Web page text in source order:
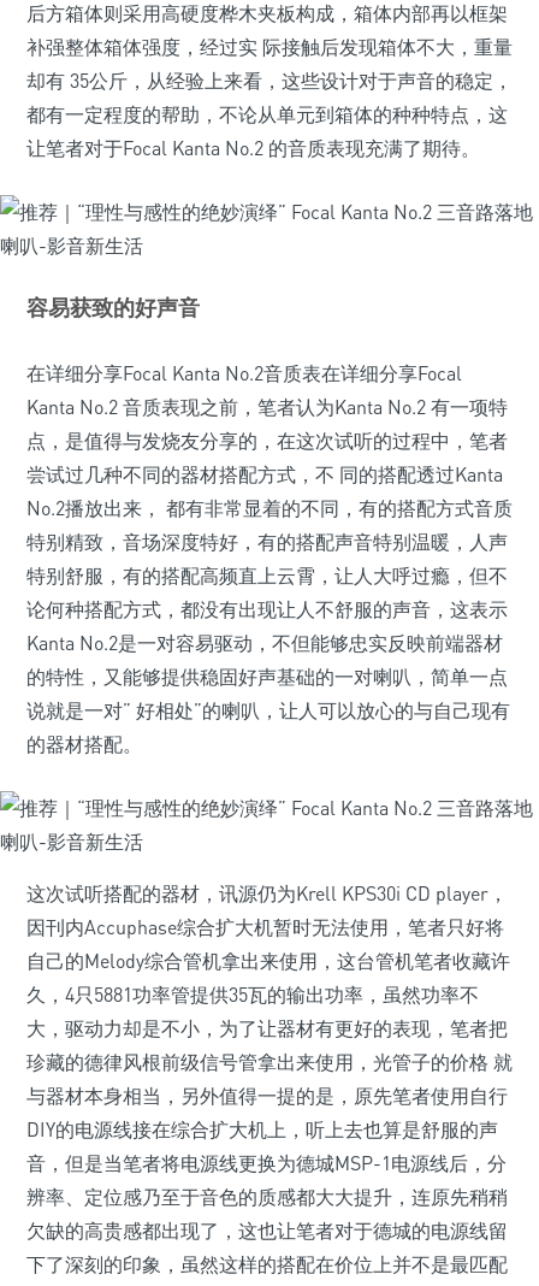
后方箱体则采用高硬度桦木夹板构成，箱体内部再以框架
补强整体箱体强度，经过实 际接触后发现箱体不大，重量
却有 35公斤，从经验上来看，这些设计对于声音的稳定，
都有一定程度的帮助，不论从单元到箱体的种种特点，这
让笔者对于Focal Kanta No.2 的音质表现充满了期待。
容易获致的好声音
在详细分享Focal Kanta No.2音质表在详细分享Focal
Kanta No.2 音质表现之前，笔者认为Kanta No.2 有一项特
点，是值得与发烧友分享的，在这次试听的过程中，笔者
尝试过几种不同的器材搭配方式，不 同的搭配透过Kanta
No.2播放出来， 都有非常显着的不同，有的搭配方式音质
特别精致，音场深度特好，有的搭配声音特别温暖，人声
特别舒服，有的搭配高频直上云霄，让人大呼过瘾，但不
论何种搭配方式，都没有出现让人不舒服的声音，这表示
Kanta No.2是一对容易驱动，不但能够忠实反映前端器材
的特性，又能够提供稳固好声基础的一对喇叭，简单一点
说就是一对” 好相处”的喇叭，让人可以放心的与自己现有
的器材搭配。
这次试听搭配的器材，讯源仍为Krell KPS30i CD player，
因刊内Accuphase综合扩大机暂时无法使用，笔者只好将
自己的Melody综合管机拿出来使用，这台管机笔者收藏许
久，4只5881功率管提供35瓦的输出功率，虽然功率不
大，驱动力却是不小，为了让器材有更好的表现，笔者把
珍藏的德律风根前级信号管拿出来使用，光管子的价格 就
与器材本身相当，另外值得一提的是，原先笔者使用自行
DIY的电源线接在综合扩大机上，听上去也算是舒服的声
音，但是当笔者将电源线更换为德城MSP-1电源线后，分
辨率、定位感乃至于音色的质感都大大提升，连原先稍稍
欠缺的高贵感都出现了，这也让笔者对于德城的电源线留
下了深刻的印象，虽然这样的搭配在价位上并不是最匹配